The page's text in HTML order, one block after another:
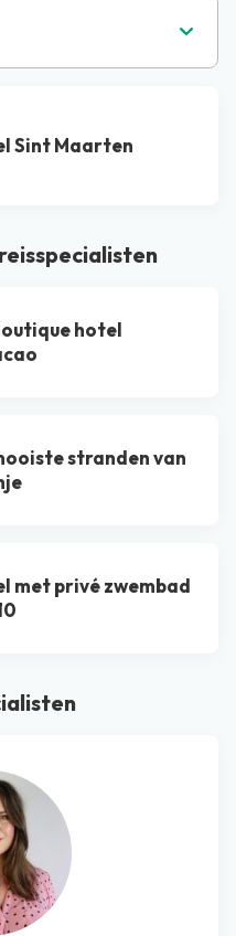
Sint Maarten
hotel
stranden van
met privé zwembad